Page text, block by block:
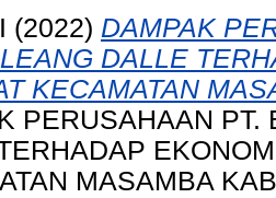
(2022) DAMPAK
DALLE
KECAMATAN
PERUSAHAAN
MASAMBA